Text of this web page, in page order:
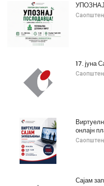
17. јуна
онлајн
Сајам